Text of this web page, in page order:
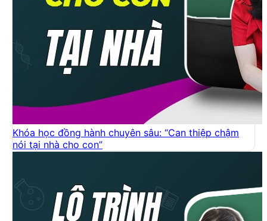
Khóa học đồng hành chuyên sâu: “Can thiệp chậm
nói tại nhà cho con”